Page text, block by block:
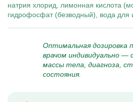
натрия хлорид, лимонная кислота
гидрофосфат (безводный), вода для
Оптимальная дозировка
врачом индивидуально —
массы тела, диагноза,
состояния.